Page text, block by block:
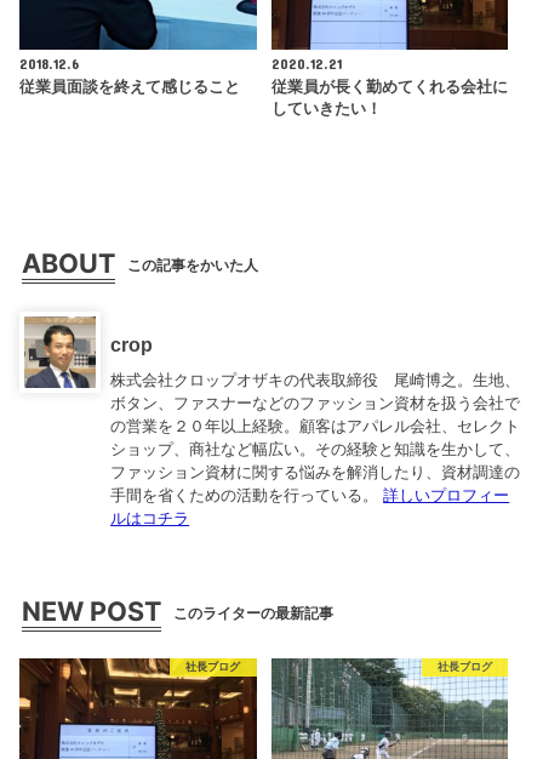
2018.12.6
従業員面談を終えて感じること
2020.12.21
従業員が長く勤めてくれる会社に
していきたい！
ABOUT この記事をかいた人
crop
株式会社クロップオザキの代表取締役 尾崎博之。生地、
ボタン、ファスナーなどのファッション資材を扱う会社で
の営業を２０年以上経験。顧客はアパレル会社、セレクト
ショップ、商社など幅広い。その経験と知識を生かして、
ファッション資材に関する悩みを解消したり、資材調達の
手間を省くための活動を行っている。詳しいプロフィー
ルはコチラ
NEW POST このライターの最新記事
社長ブログ 社長ブログ